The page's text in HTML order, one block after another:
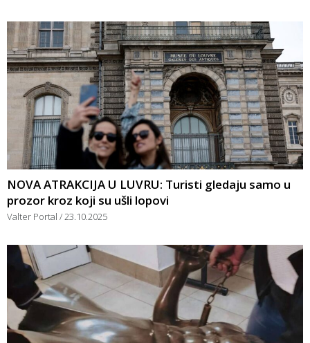
NOVA ATRAKCIJA U LUVRU: Turisti gledaju samo u
prozor kroz koji su ušli lopovi
Valter Portal 23.10.2025